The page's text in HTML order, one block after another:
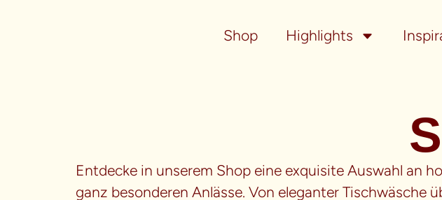
Shop Highlights
Entdecke in unserem Shop eine exquisite Auswahl an
ganz besonderen Anlässe. Von eleganter Tischwäsche